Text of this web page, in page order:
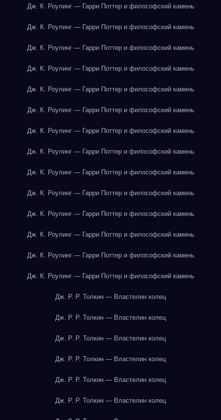
Дж. К. Роулинг — Гарри Поттер и философский камень
Дж. К. Роулинг — Гарри Поттер и философский камень
Дж. К. Роулинг — Гарри Поттер и философский камень
Дж. К. Роулинг — Гарри Поттер и философский камень
Дж. К. Роулинг — Гарри Поттер и философский камень
Дж. К. Роулинг — Гарри Поттер и философский камень
Дж. К. Роулинг — Гарри Поттер и философский камень
Дж. К. Роулинг — Гарри Поттер и философский камень
Дж. К. Роулинг — Гарри Поттер и философский камень
Дж. К. Роулинг — Гарри Поттер и философский камень
Дж. К. Роулинг — Гарри Поттер и философский камень
Дж. К. Роулинг — Гарри Поттер и философский камень
Дж. К. Роулинг — Гарри Поттер и философский камень
Дж. К. Роулинг — Гарри Поттер и философский камень
Дж. Р. Р. Толкин — Властелин колец
Дж. Р. Р. Толкин — Властелин колец
Дж. Р. Р. Толкин — Властелин колец
Дж. Р. Р. Толкин — Властелин колец
Дж. Р. Р. Толкин — Властелин колец
Дж. Р. Р. Толкин — Властелин колец